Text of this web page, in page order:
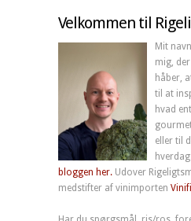
Velkommen til
Mit
mig,
håber,
til at
hvad
eller til
bloggen her. Udover
medstifter af vinimporten